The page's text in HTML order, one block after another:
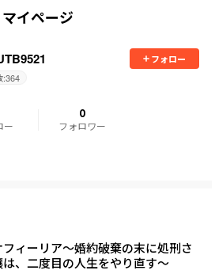
マイページ
フォロー
:364
ー
0
フォロワー
ィーリア～婚約破棄の末に処刑さ
、二度目の人生をやり直す～